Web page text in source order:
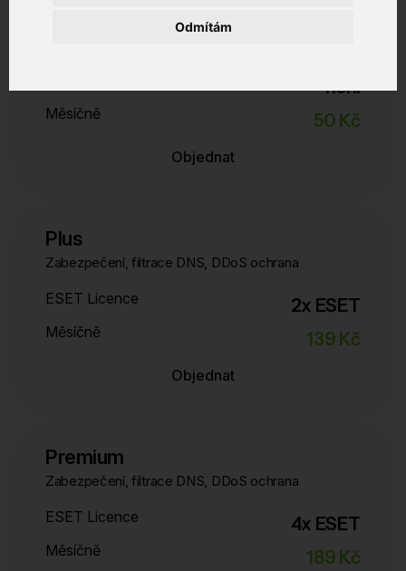
Odmítám
není
Měsíčně 50 Kč
Objednat
Plus
Zabezpečení, filtrace DNS, DDoS ochrana
ESET Licence 2x ESET
Měsíčně 139 Kč
Objednat
Premium
Zabezpečení, filtrace DNS, DDoS ochrana
ESET Licence 4x ESET
Měsíčně 189 Kč